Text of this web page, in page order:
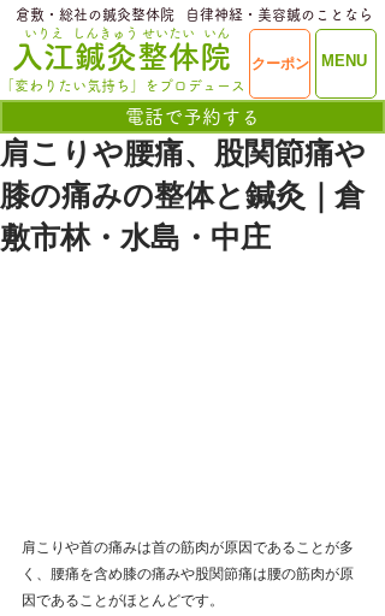
ME
​入江鍼灸整体院
いりえ
MENU
クーポン
電話で予約する
せいたい
しんきゅう いん
「変わりたい気持ち」をプロデュース
​倉敷・総社の鍼灸整体院 ​自律神経・美容鍼のことなら
肩こりや腰痛、股関節痛や
膝の痛みの整体と鍼灸｜倉
敷市林・水島・中庄
肩こりや首の痛みは首の筋肉が原因であることが多
く、腰痛を含め膝の痛みや股関節痛は腰の筋肉が原
因であることがほとんどです。